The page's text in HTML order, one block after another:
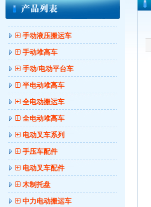
手动液压搬运车
手动堆高车
手动/电动平台车
半电动堆高车
全电动搬运车
全电动堆高车
电动叉车系列
手压车配件
电动叉车配件
木制托盘
中力电动搬运车